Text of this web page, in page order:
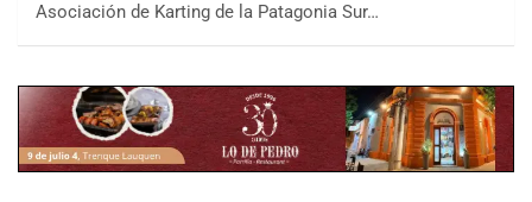
Asociación de Karting de la Patagonia Sur…